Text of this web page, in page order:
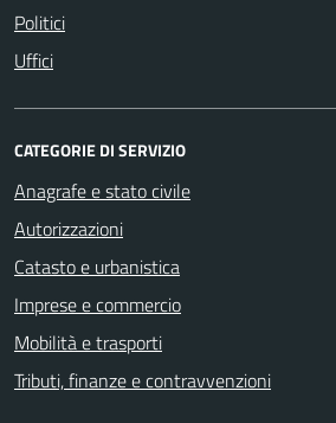
Politici
Uffici
CATEGORIE DI SERVIZIO
Anagrafe e stato civile
Autorizzazioni
Catasto e urbanistica
Imprese e commercio
Mobilità e trasporti
Tributi, finanze e contravvenzioni